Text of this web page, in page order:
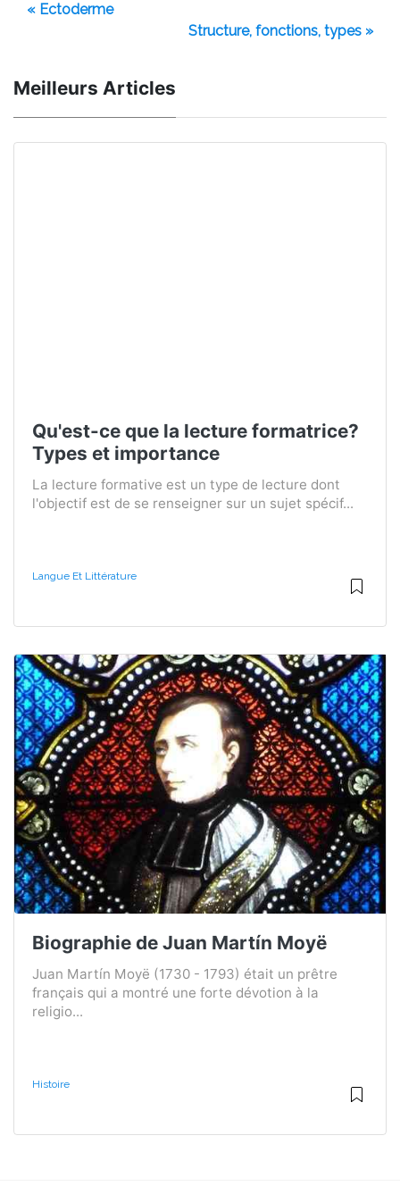
« Ectoderme
Structure, fonctions, types »
Meilleurs Articles
Qu'est-ce que la lecture formatrice?
Types et importance
La lecture formative est un type de lecture dont
l'objectif est de se renseigner sur un sujet spécif...
Langue Et Littérature
Biographie de Juan Martín Moyë
Juan Martín Moyë (1730 - 1793) était un prêtre
français qui a montré une forte dévotion à la
religio...
Histoire